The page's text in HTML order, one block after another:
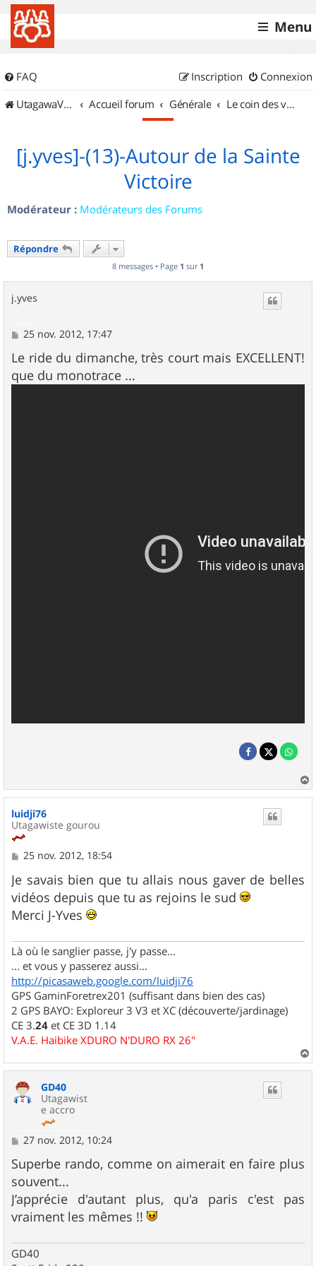
Menu
FAQ Connexion
Inscription
UtagawaVTT (Randos VTT et VTTAE avec traces GPS)
Accueil forum Générale Le coin des vidéastes
[j.yves]-(13)-Autour de la Sainte
Victoire
Modérateur : Modérateurs des Forums
Répondre
8 messages • Page 1 sur 1
j.yves
M
s
s
a
25 nov. 2012, 17:47
Le ride du dimanche, très court mais EXCELLENT!
que du monotrace ...
a
luidji76
Utagawiste gourou
M
s
s
a
g
e
25 nov. 2012, 18:54
Je savais bien que tu allais nous gaver de belles
vidéos depuis que tu as rejoins le sud
Merci J-Yves
Là où le sanglier passe, j'y passe...
... et vous y passerez aussi...
http://picasaweb.google.com/luidji76
GPS GaminForetrex201 (suffisant dans bien des cas)
2 GPS BAYO: Exploreur 3 V3 et XC (découverte/jardinage)
CE 3.24 et CE 3D 1.14
V.A.E. Haibike XDURO N'DURO RX 26"
a
GD40
Utagawist
e accro
M
s
s
a
g
e
27 nov. 2012, 10:24
Superbe rando, comme on aimerait en faire plus
souvent...
J’apprécie d'autant plus, qu'a paris c'est pas
vraiment les mêmes !!
GD40